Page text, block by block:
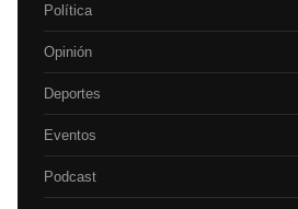
Política
Opinión
Deportes
Eventos
Podcast